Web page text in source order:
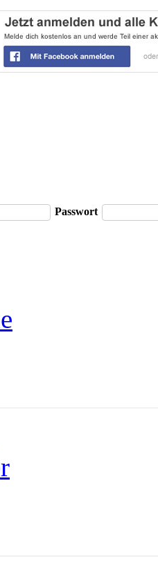
Passwort